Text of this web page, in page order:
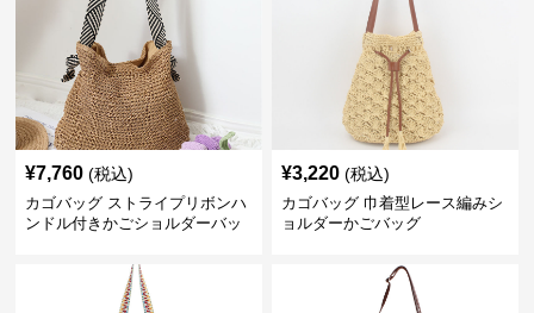
¥7,760 (税込)
カゴバッグ ストライプリボンハ
ンドル付きかごショルダーバッ
¥3,220 (税込)
カゴバッグ 巾着型レース編みシ
ョルダーかごバッグ